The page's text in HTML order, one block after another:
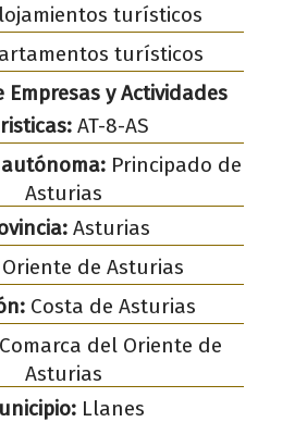
turísticos
turísticos
Empresas y Actividades
AT-8-AS
Principado de
Asturias
Asturias
de Asturias
Costa de Asturias
del Oriente de
Asturias
Llanes